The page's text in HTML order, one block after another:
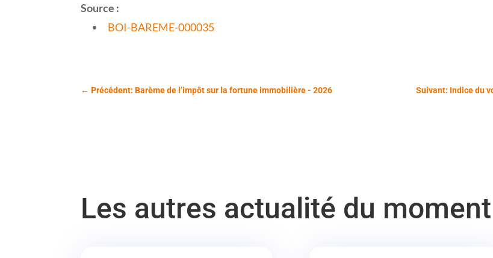
Source :
BOI-BAREME-000035
←Précédent: Barème de l’impôt sur la fortune immobilière - 2026 Suivant: Indice du
Les autres actualité du moment